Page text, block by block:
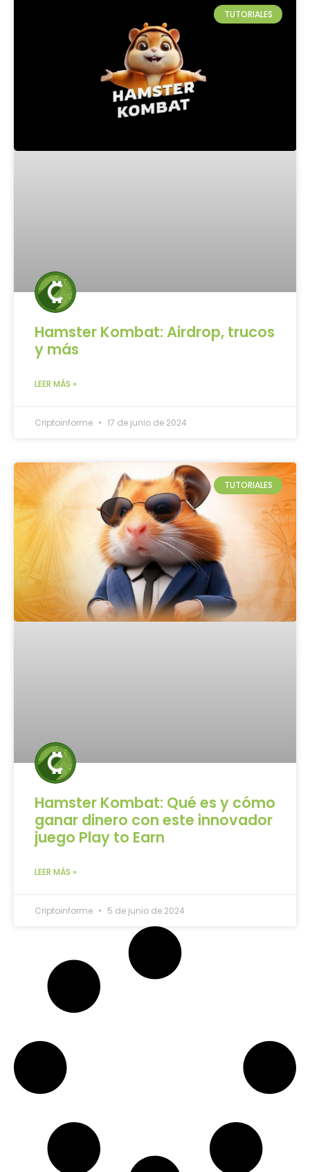
TUTORIALES
Hamster Kombat: Airdrop, trucos
y más
LEER MÁS »
Criptoinforme 17 de junio de 2024
TUTORIALES
Hamster Kombat: Qué es y cómo
ganar dinero con este innovador
juego Play to Earn
LEER MÁS »
Criptoinforme 5 de junio de 2024